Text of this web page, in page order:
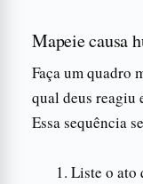
Mapeie causa
Faça um quadro
qual deus reagiu
Essa sequência
Liste o ato